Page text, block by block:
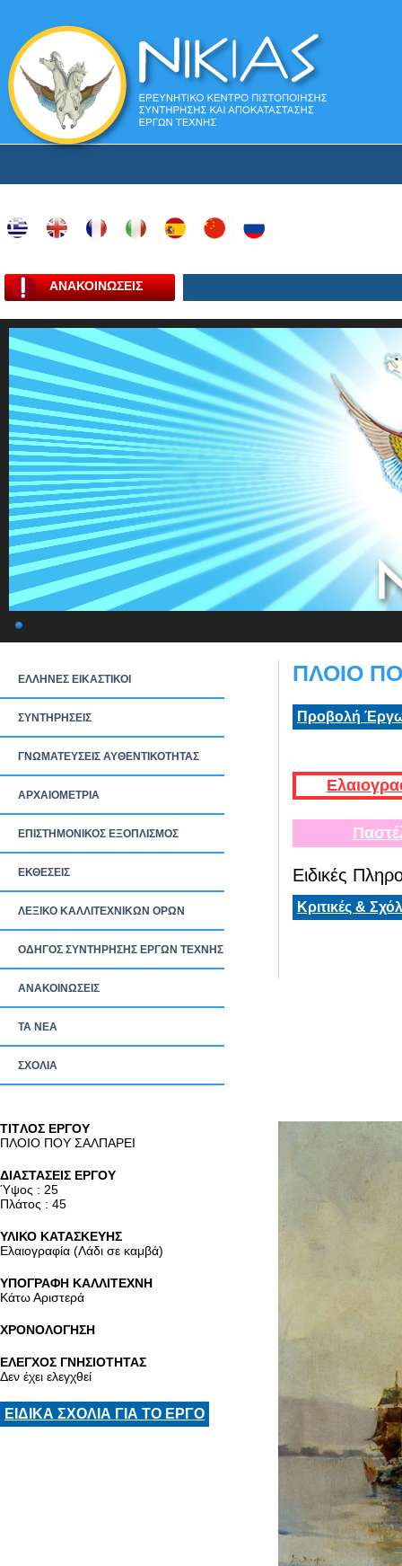
ΑΝΑΚΟΙΝΩΣΕΙΣ
ΕΛΛΗΝΕΣ ΕΙΚΑΣΤΙΚΟΙ
ΣΥΝΤΗΡΗΣΕΙΣ
ΓΝΩΜΑΤΕΥΣΕΙΣ ΑΥΘΕΝΤΙΚΟΤΗΤΑΣ
ΑΡΧΑΙΟΜΕΤΡΙΑ
ΕΠΙΣΤΗΜΟΝΙΚΟΣ ΕΞΟΠΛΙΣΜΟΣ
ΕΚΘΕΣΕΙΣ
ΛΕΞΙΚΟ ΚΑΛΛΙΤΕΧΝΙΚΩΝ ΟΡΩΝ
ΟΔΗΓΟΣ ΣΥΝΤΗΡΗΣΗΣ ΕΡΓΩΝ ΤΕΧΝΗΣ
ΑΝΑΚΟΙΝΩΣΕΙΣ
ΤΑ ΝEΑ
ΣΧΟΛΙΑ
ΠΛΟΙΟ
Προβολή
Ειδικές
Κριτικές &
TITΛΟΣ ΕΡΓΟΥ
ΠΛΟΙΟ ΠΟΥ ΣΑΛΠΑΡΕΙ
ΔΙΑΣΤΑΣΕΙΣ ΕΡΓΟΥ
Ύψος : 25
Πλάτος : 45
ΥΛΙΚΟ ΚΑΤΑΣΚΕΥΗΣ
Ελαιογραφία (Λάδι σε καμβά)
ΥΠΟΓΡΑΦΗ ΚΑΛΛΙΤΕΧΝΗ
Κάτω Αριστερά
ΧΡΟΝΟΛΟΓΗΣΗ
ΕΛΕΓΧΟΣ ΓΝΗΣΙΟΤΗΤΑΣ
Δεν έχει ελεγχθεί
ΕΙΔΙΚΑ ΣΧΟΛΙΑ ΓΙΑ ΤΟ ΕΡΓΟ